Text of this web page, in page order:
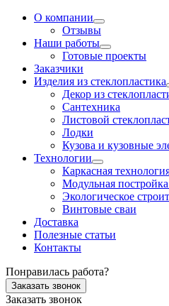
О компании
Отзывы
Наши работы
Готовые проекты
Заказчики
Изделия из стеклопластика
Декор из
Сантехника
Листовой
Лодки
Кузова и кузовные
Технологии
Каркасная
Модульная
Экологическое
Винтовые сваи
Доставка
Полезные статьи
Контакты
Понравилась работа?
Заказать звонок
Заказать звонок